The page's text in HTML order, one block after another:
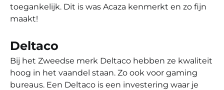
toegankelijk. Dit is was Acaza kenmerkt en zo fijn
maakt!
Deltaco
Bij het Zweedse merk Deltaco hebben ze kwaliteit
hoog in het vaandel staan. Zo ook voor gaming
bureaus. Een Deltaco is een investering waar je